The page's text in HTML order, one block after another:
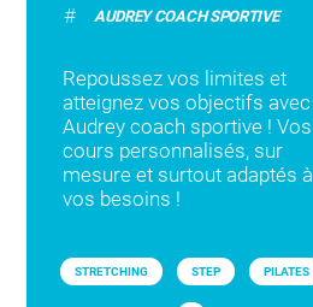
# AUDREY COACH SPORTIVE
Repoussez vos limites et
atteignez vos objectifs avec
Audrey coach sportive ! Vos
cours personnalisés, sur
mesure et surtout adaptés à
vos besoins !
STRETCHING STEP PILATES